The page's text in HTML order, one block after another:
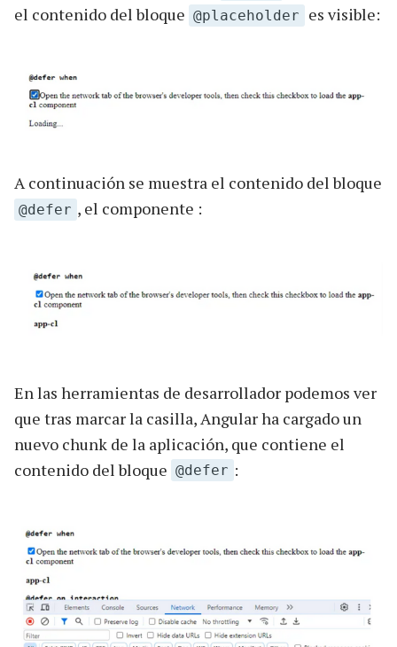
el contenido del bloque @placeholder es visible:
A continuación se muestra el contenido del bloque
@defer , el componente :
En las herramientas de desarrollador podemos ver
que tras marcar la casilla, Angular ha cargado un
nuevo chunk de la aplicación, que contiene el
contenido del bloque @defer :